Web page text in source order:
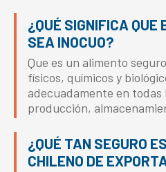
¿QUÉ SIGNIFICA QUE
SEA INOCUO?
Que es un alimento
físicos, químicos y
adecuadamente en todas
producción,
¿QUÉ TAN SEGURO
CHILENO DE